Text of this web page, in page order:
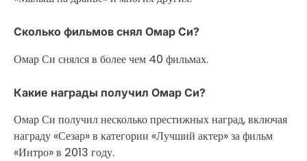
Сколько фильмов снял Омар Си?
Омар Си снялся в более чем 40 фильмах.
Какие награды получил Омар Си?
Омар Си получил несколько престижных наград, включая
награду «Сезар» в категории «Лучший актер» за фильм
«Интро» в 2013 году.